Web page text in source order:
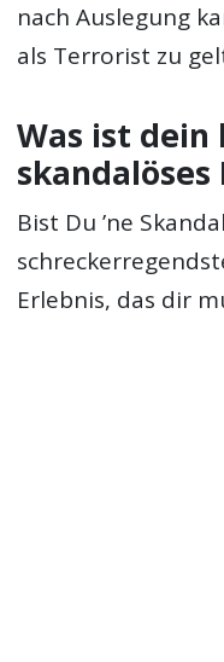
nach Auslegung
als Terrorist zu
Was ist dein
skandalöses
Bist Du ’ne
Erlebnis, das dir